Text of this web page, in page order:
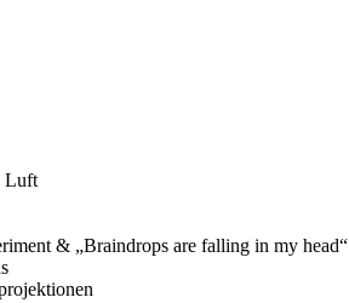
Luft
& „Braindrops are falling in my head“